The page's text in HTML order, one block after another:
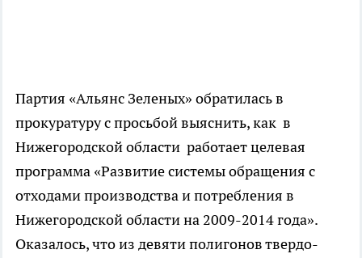
Партия «Альянс Зеленых» обратилась в
прокуратуру с просьбой выяснить, как в
Нижегородской области работает целевая
программа «Развитие системы обращения с
отходами производства и потребления в
Нижегородской области на 2009-2014 года».
Оказалось, что из девяти полигонов твердо-